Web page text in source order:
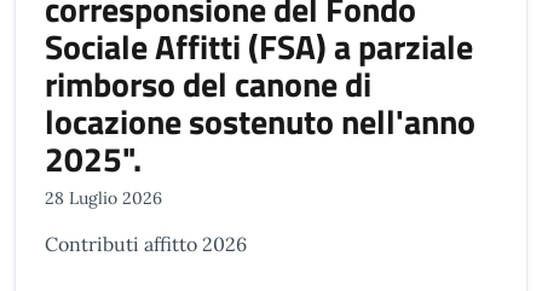
Sociale Affitti (FSA) a parziale
rimborso del canone di
locazione sostenuto nell'anno
2025".
28 Luglio 2026
Contributi affitto 2026